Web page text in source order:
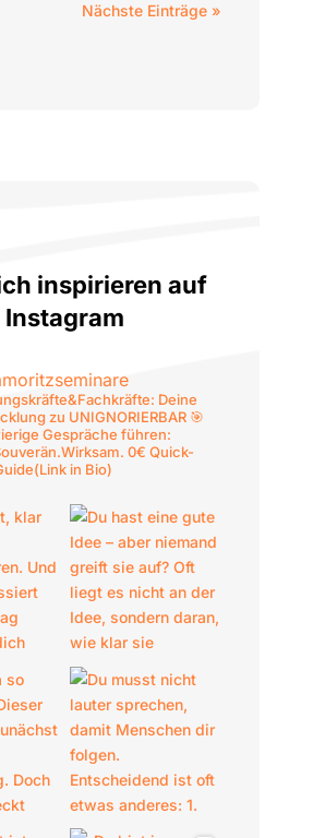
Nächste Einträge »
inspirieren auf
Instagram
Deine
zu UNIGNORIERBAR 🎯
Gespräche führen:
0€ Quick-
in Bio)